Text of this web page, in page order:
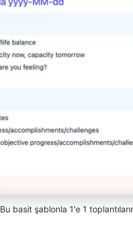
Bu basit şablonla 1'e 1